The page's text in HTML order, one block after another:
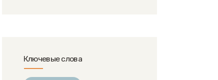
Ключевые слова